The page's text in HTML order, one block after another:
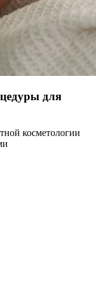
для
косметологии